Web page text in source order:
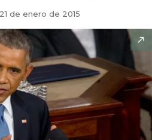
de enero de 2015